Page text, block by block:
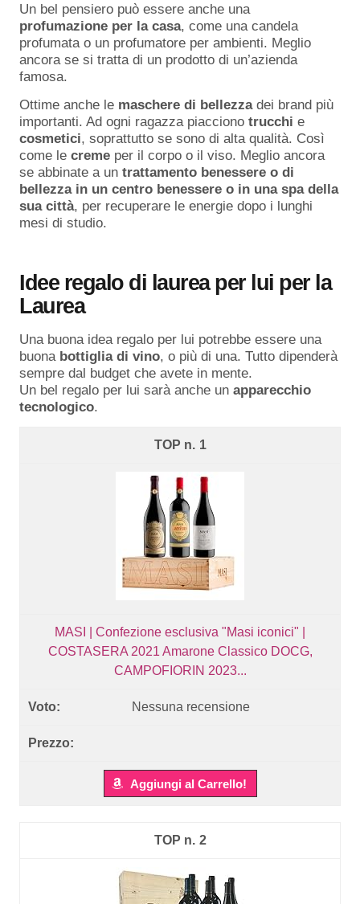
Un bel pensiero può essere anche una
profumazione per la casa, come una candela
profumata o un profumatore per ambienti. Meglio
ancora se si tratta di un prodotto di un’azienda
famosa.
Ottime anche le maschere di bellezzadei brand più
importanti. Ad ogni ragazza piacciono trucchi e
cosmetici, soprattutto se sono di alta qualità. Così
come le creme per il corpo o il viso. Meglio ancora
se abbinate a un trattamento benessere o di
bellezza in un centro benessere o in una spa della
sua città, per recuperare le energie dopo i lunghi
mesi di studio.
Idee regalo di laurea per lui per la
Laurea
Una buona idea regalo per lui potrebbe essere una
buona bottiglia di vino, o più di una. Tutto dipenderà
sempre dal budget che avete in mente.
Un bel regalo per lui sarà anche un apparecchio
tecnologico.
1
MASI | Confezione esclusiva "Masi iconici" |
COSTASERA 2021 Amarone Classico DOCG,
CAMPOFIORIN 2023...
Nessuna recensione
Aggiungi al Carrello!
2